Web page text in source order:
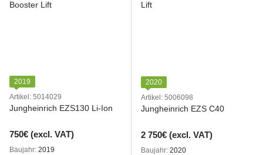
2019
Artikel: 5014029
Jungheinrich EZS130 Li-Ion
750€ (excl. VAT)
Baujahr 2019
2020
Artikel: 5006098
Jungheinrich EZS C40
2 750€ (excl. VAT)
Baujahr 2020